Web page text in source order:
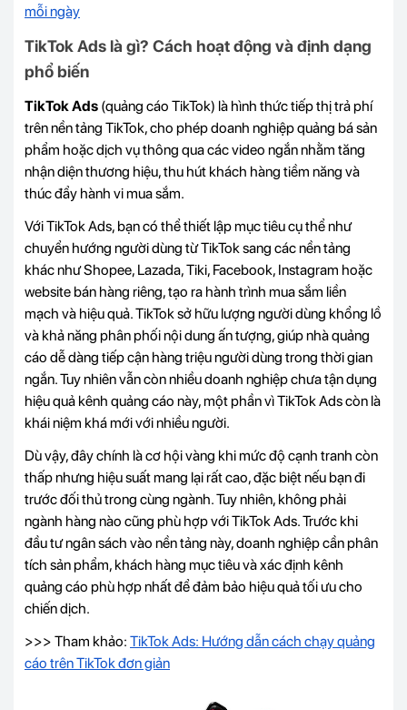
mỗi ngày
TikTok Ads là gì? Cách hoạt động và định dạng
phổ biến
TikTok Ads (quảng cáo TikTok) là hình thức tiếp thị trả phí
trên nền tảng TikTok, cho phép doanh nghiệp quảng bá sản
phẩm hoặc dịch vụ thông qua các video ngắn nhằm tăng
nhận diện thương hiệu, thu hút khách hàng tiềm năng và
thúc đẩy hành vi mua sắm.
Với TikTok Ads, bạn có thể thiết lập mục tiêu cụ thể như
chuyển hướng người dùng từ TikTok sang các nền tảng
khác như Shopee, Lazada, Tiki, Facebook, Instagram hoặc
website bán hàng riêng, tạo ra hành trình mua sắm liền
mạch và hiệu quả. TikTok sở hữu lượng người dùng khổng lồ
và khả năng phân phối nội dung ấn tượng, giúp nhà quảng
cáo dễ dàng tiếp cận hàng triệu người dùng trong thời gian
ngắn. Tuy nhiên vẫn còn nhiều doanh nghiệp chưa tận dụng
hiệu quả kênh quảng cáo này, một phần vì TikTok Ads còn là
khái niệm khá mới với nhiều người.
Dù vậy, đây chính là cơ hội vàng khi mức độ cạnh tranh còn
thấp nhưng hiệu suất mang lại rất cao, đặc biệt nếu bạn đi
trước đối thủ trong cùng ngành. Tuy nhiên, không phải
ngành hàng nào cũng phù hợp với TikTok Ads. Trước khi
đầu tư ngân sách vào nền tảng này, doanh nghiệp cần phân
tích sản phẩm, khách hàng mục tiêu và xác định kênh
quảng cáo phù hợp nhất để đảm bảo hiệu quả tối ưu cho
chiến dịch.
>>> Tham khảo: TikTok Ads: Hướng dẫn cách chạy quảng
cáo trên TikTok đơn giản